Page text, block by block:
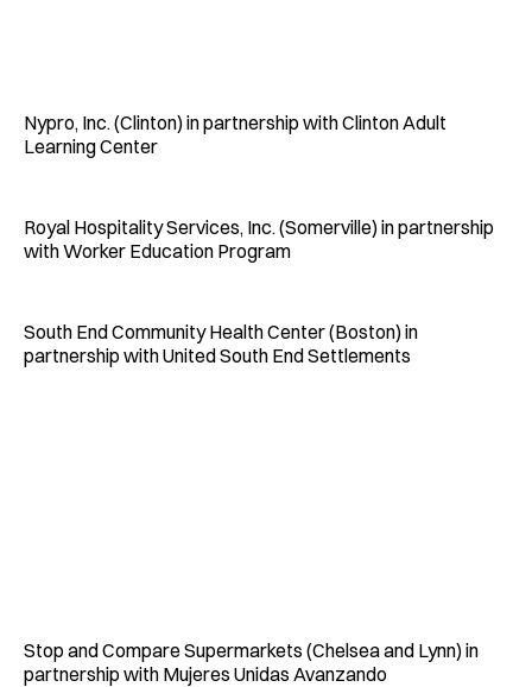
Nypro, Inc. (Clinton) in partnership with Clinton Adult
Learning Center
Royal Hospitality Services, Inc. (Somerville) in partnership
with Worker Education Program
South End Community Health Center (Boston) in
partnership with United South End Settlements
Stop and Compare Supermarkets (Chelsea and Lynn) in
partnership with Mujeres Unidas Avanzando